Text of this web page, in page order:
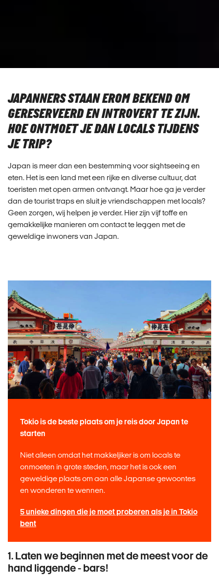
JAPANNERS STAAN EROM BEKEND OM
GERESERVEERD EN INTROVERT TE ZIJN.
HOE ONTMOET JE DAN LOCALS TIJDENS
JE TRIP?
Japan is meer dan een bestemming voor sightseeing en
eten. Het is een land met een rijke en diverse cultuur, dat
toeristen met open armen ontvangt. Maar hoe ga je verder
dan de tourist traps en sluit je vriendschappen met locals?
Geen zorgen, wij helpen je verder. Hier zijn vijf toffe en
gemakkelijke manieren om contact te leggen met de
geweldige inwoners van Japan.
Tokio is de beste plaats om je reis door Japan te
starten
Niet alleen omdat het makkeljiker is om locals te
onmoeten in grote steden, maar het is ook een
geweldige plaats om aan alle Japanse gewoontes
en wonderen te wennen.
5 unieke dingen die je moet proberen als je in Tokio
bent
1. Laten we beginnen met de meest voor de
hand liggende - bars!